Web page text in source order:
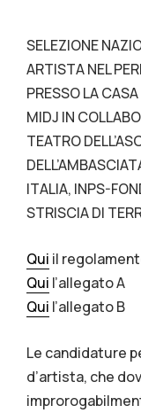
SELEZIONE
ARTISTA NEL
PRESSO LA
MIDJ IN
TEATRO
ITALIA, INPS-
STRISCIA DI
Qui il
Qui l’allegato A
Qui l’allegato B
Le candidature
d’artista, che